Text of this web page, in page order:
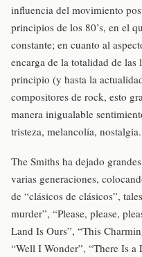
influencia del movimiento
principios de los 80’s, en el
constante; en cuanto al
encarga de la totalidad de las
principio (y hasta la
compositores de rock, esto
manera inigualable
tristeza, melancolía, nostalgia.
The Smiths ha dejado
varias generaciones,
de “clásicos de clásicos”,
murder”, “Please, please,
Land Is Ours”, “This
“Well I Wonder”, “There Is